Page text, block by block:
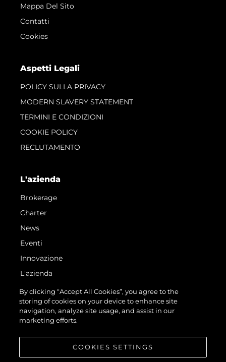
Mappa Del Sito
Contatti
Cookies
Aspetti Legali
POLICY SULLA PRIVACY
MODERN SLAVERY STATEMENT
TERMINI E CONDIZIONI
COOKIE POLICY
RECLUTAMENTO
L'azienda
Brokerage
Charter
News
Eventi
Innovazione
L'azienda
Il Team
Lifestyle
Heritage
By clicking “Accept All Cookies”, you agree to the
storing of cookies on your device to enhance site
navigation, analyze site usage, and assist in our
marketing efforts.
COOKIES SETTINGS